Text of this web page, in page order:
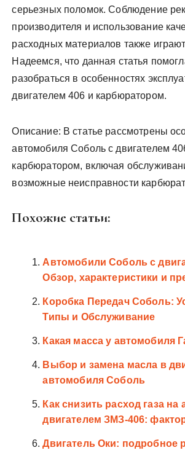
серьезных поломок. Соблюдение
производителя и использование
расходных материалов также
Надеемся, что данная статья
разобраться в особенностях
двигателем 406 и карбюратором.
Описание: В статье рассмотрены
автомобиля Соболь с двигателем
карбюратором, включая
возможные неисправности
Похожие статьи:
Автомобили Соболь с
Обзор, характеристики и
Коробка Передач Соболь:
Типы и Обслуживание
Какая масса у автомобиля
Выбор и замена масла в
автомобиля Соболь
Как снизить расход газа на
двигателем ЗМЗ-406:
Двигатель Оки: подробное